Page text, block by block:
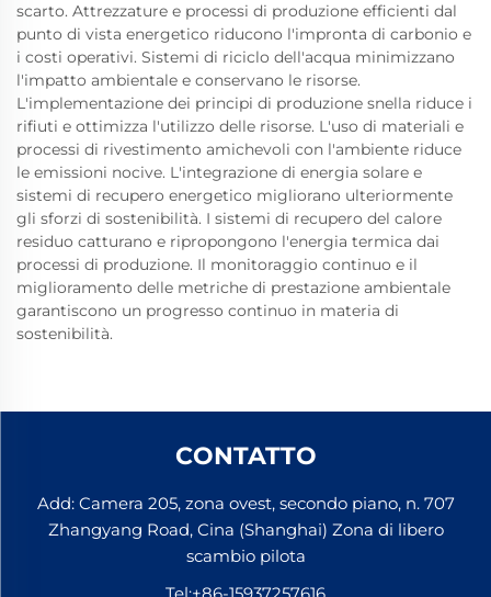
scarto. Attrezzature e processi di produzione efficienti dal
punto di vista energetico riducono l'impronta di carbonio e
i costi operativi. Sistemi di riciclo dell'acqua minimizzano
l'impatto ambientale e conservano le risorse.
L'implementazione dei principi di produzione snella riduce i
rifiuti e ottimizza l'utilizzo delle risorse. L'uso di materiali e
processi di rivestimento amichevoli con l'ambiente riduce
le emissioni nocive. L'integrazione di energia solare e
sistemi di recupero energetico migliorano ulteriormente
gli sforzi di sostenibilità. I sistemi di recupero del calore
residuo catturano e ripropongono l'energia termica dai
processi di produzione. Il monitoraggio continuo e il
miglioramento delle metriche di prestazione ambientale
garantiscono un progresso continuo in materia di
sostenibilità.
CONTATTO
Add: Camera 205, zona ovest, secondo piano, n. 707
Zhangyang Road, Cina (Shanghai) Zona di libero
scambio pilota